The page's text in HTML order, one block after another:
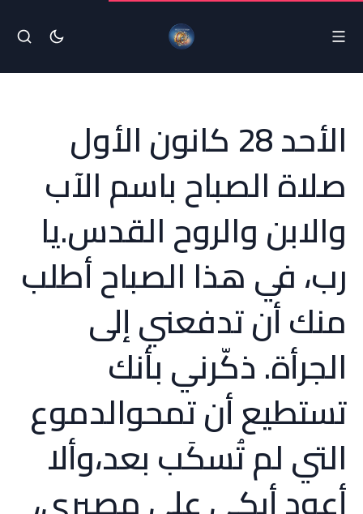
الأحد 28 كانون الأول
صلاة الصباح باسم الآب
والابن والروح القدس.يا
رب، في هذا الصباح أطلب
منك أن تدفعني إلى
الجرأة. ذكّرني بأنك
تستطيع أن تمحوالدموع
التي لم تُسكَب بعد،وألا